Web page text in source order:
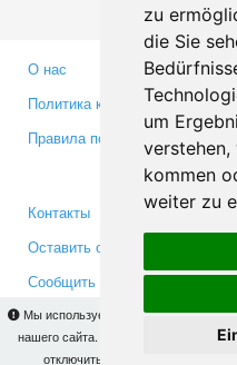
zu
die Sie
um
verstehen,
kommen
weiter zu
Мы используем cookies для того,
нашего сайта. На
Вы
отключить использование
О нас
Политика
Правила пользования
Контакты
Оставить отзыв
Сообщить об ошибке